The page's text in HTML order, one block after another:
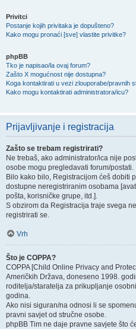
Privitci
Postanje kojih privitaka je dopušteno?
Kako mogu pronaći [sve] vlastite privitke?
phpBB
Tko je napisao/la ovaj forum?
Zašto X mogućnost nije dostupna?
Koga kontaktirati u vezi zlouporabe/pravnih
Kako mogu kontaktirati administratora/icu?
Prijavljivanje i registracija
Zašto se trebam registrirati?
Ne trebaš, ako administrator/ica nije
osobe mogu pregledavati forum/postati.
Bilo kako bilo, Registracijom ćeš dobiti
dostupne neregistriranim osobama
pošta, korisničke grupe, itd.].
S obzirom da Registracija traje svega
registrirati se.
Vrh
Što je COPPA?
COPPA [Child Online Privacy and
Američkih Država, doneseno 1998.
roditelja/staratelja za prikupljanje
godina.
Ako nisi siguran/na odnosi li se
pravni savjet od stručne osobe.
phpBB Tim ne daje pravne savjete što